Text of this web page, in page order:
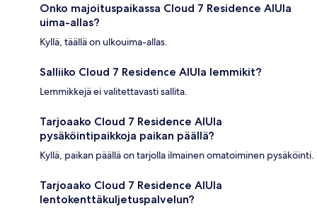
Onko majoituspaikassa Cloud 7 Residence AlUla
uima-allas?
Kyllä, täällä on ulkouima-allas.
Salliiko Cloud 7 Residence AlUla lemmikit?
Lemmikkejä ei valitettavasti sallita.
Tarjoaako Cloud 7 Residence AlUla
pysäköintipaikkoja paikan päällä?
Kyllä, paikan päällä on tarjolla ilmainen omatoiminen pysäköinti.
Tarjoaako Cloud 7 Residence AlUla
lentokenttäkuljetuspalvelun?